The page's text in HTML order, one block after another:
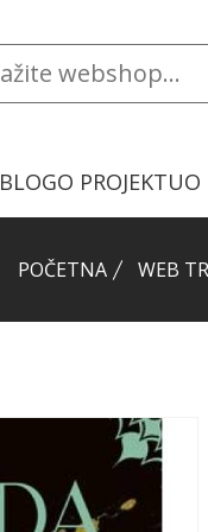
BLOGO PROJEKTUO
POČETNA WEB